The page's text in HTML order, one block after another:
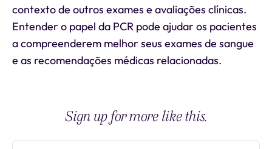
contexto de outros exames e avaliações clínicas.
Entender o papel da PCR pode ajudar os pacientes
a compreenderem melhor seus exames de sangue
e as recomendações médicas relacionadas.
Sign up for more like this.